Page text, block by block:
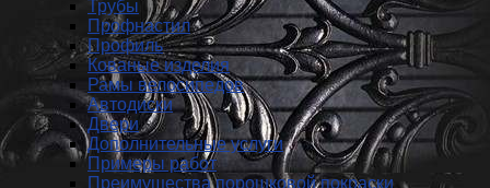
Трубы
Профнастил
Профиль
Кованые изделия
Рамы велосипедов
Автодиски
Двери
Дополнительные услуги
Примеры работ
Преимущества порошковой покраски